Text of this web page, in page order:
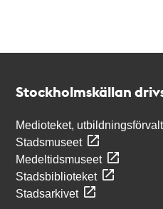
Stockholmskällan
Medioteket,
Stadsmuseet
Medeltidsmuseet
Stadsbiblioteket
Stadsarkivet